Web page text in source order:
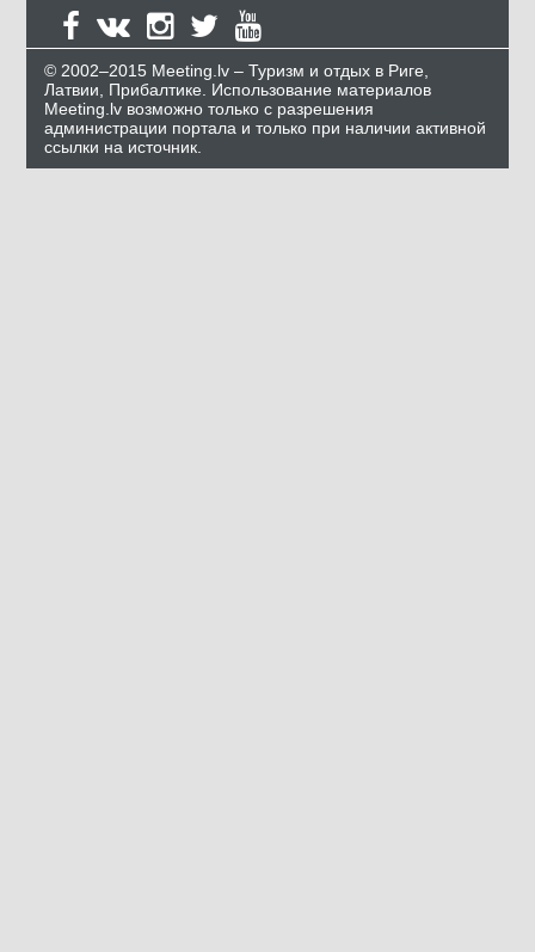
© 2002–2015 Meeting.lv – Туризм и отдых в Риге,
Латвии, Прибалтике. Использование материалов
Meeting.lv возможно только с разрешения
администрации портала и только при наличии активной
ссылки на источник.